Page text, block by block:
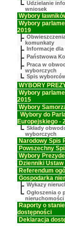
Udzielanie
wniosek
Wybory
Wybory
2019
komunkaty
Informacje
Państwowa
Praca w
wyborczych
Spis
WYBORY
Wybory
2015
Wybory
Wybory do
Europejskiego -
Składy
wyborczych
Narodowy Spis
Powszechny
Wybory
Dzienniki
Referendum
Gospodarka
Wykazy
Ogłoszenia o
nieruchomości
Raporty o
dostępności
Deklaracja